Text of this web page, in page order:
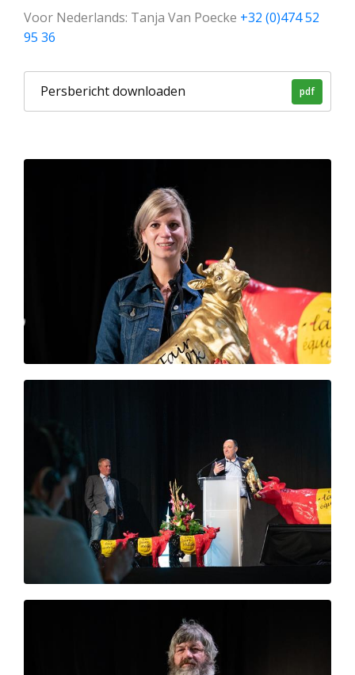
Voor Nederlands: Tanja Van Poecke +32 (0)474 52
95 36
pdf
Persbericht downloaden